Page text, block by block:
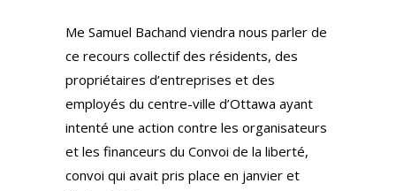
Me Samuel Bachand viendra nous parler de
ce recours collectif des résidents, des
propriétaires d’entreprises et des
employés du centre-ville d’Ottawa ayant
intenté une action contre les organisateurs
et les financeurs du Convoi de la liberté,
convoi qui avait pris place en janvier et